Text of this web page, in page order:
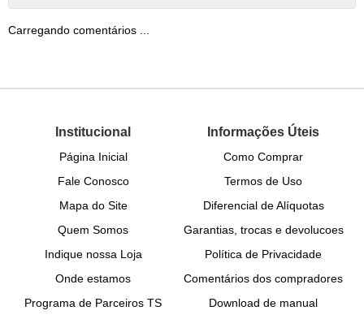
Carregando comentários ...
Institucional
Página Inicial
Fale Conosco
Mapa do Site
Quem Somos
Indique nossa Loja
Onde estamos
Programa de Parceiros TS
Informações Úteis
Como Comprar
Termos de Uso
Diferencial de Alíquotas
Garantias, trocas e devolucoes
Política de Privacidade
Comentários dos compradores
Download de manual